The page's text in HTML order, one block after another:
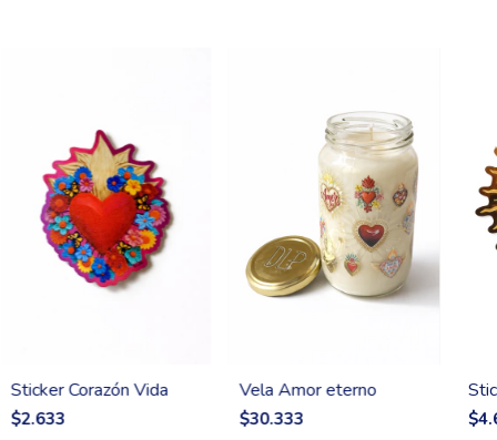
Sticker Corazón Vida
$2.633
Vela Amor eterno
$30.333